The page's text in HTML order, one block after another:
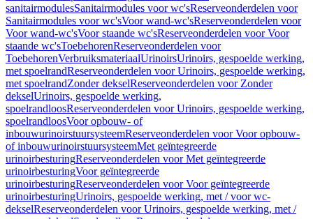
sanitairmodulesSanitairmodules voor wc'sReserveonderdelen voor
Sanitairmodules voor wc'sVoor wand-wc'sReserveonderdelen voor
Voor wand-wc'sVoor staande wc'sReserveonderdelen voor Voor
staande wc'sToebehorenReserveonderdelen voor
ToebehorenVerbruiksmateriaalUrinoirsUrinoirs, gespoelde werking,
met spoelrandReserveonderdelen voor Urinoirs, gespoelde werking,
met spoelrandZonder dekselReserveonderdelen voor Zonder
dekselUrinoirs, gespoelde werking,
spoelrandloosReserveonderdelen voor Urinoirs, gespoelde werking,
spoelrandloosVoor opbouw- of
inbouwurinoirstuursysteemReserveonderdelen voor Voor opbouw-
of inbouwurinoirstuursysteemMet geïntegreerde
urinoirbesturingReserveonderdelen voor Met geïntegreerde
urinoirbesturingVoor geïntegreerde
urinoirbesturingReserveonderdelen voor Voor geïntegreerde
urinoirbesturingUrinoirs, gespoelde werking, met / voor wc-
dekselReserveonderdelen voor Urinoirs, gespoelde werking, met /